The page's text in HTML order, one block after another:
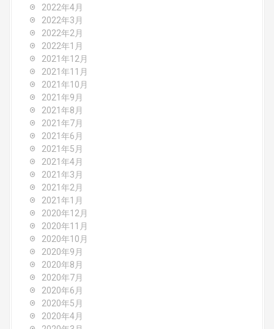
2022年4月
2022年3月
2022年2月
2022年1月
2021年12月
2021年11月
2021年10月
2021年9月
2021年8月
2021年7月
2021年6月
2021年5月
2021年4月
2021年3月
2021年2月
2021年1月
2020年12月
2020年11月
2020年10月
2020年9月
2020年8月
2020年7月
2020年6月
2020年5月
2020年4月